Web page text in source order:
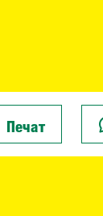
Печат